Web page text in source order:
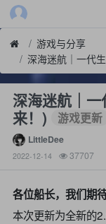
游戏与分享
深海迷航｜一代
深海迷航｜
来！)
游戏更新
LittleDee
2022-12-14 37707
各位船长，我们期
本次更新为全新的